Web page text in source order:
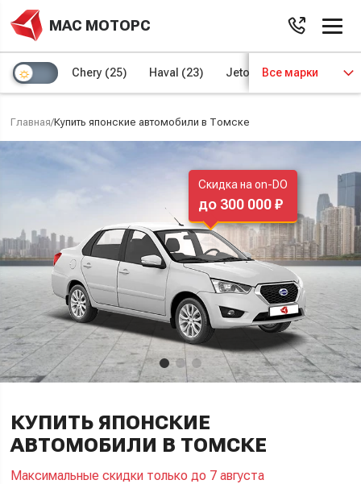
МАС МОТОРС
Chery (25) Haval (23) Jetour (8) Kaiyi (4)
Все марки
Главная/Купить японские автомобили в Томске
КУПИТЬ ЯПОНСКИЕ
АВТОМОБИЛИ В ТОМСКЕ
Максимальные скидки только до 7 августа
Скидка на on-DO
до 300 000 ₽